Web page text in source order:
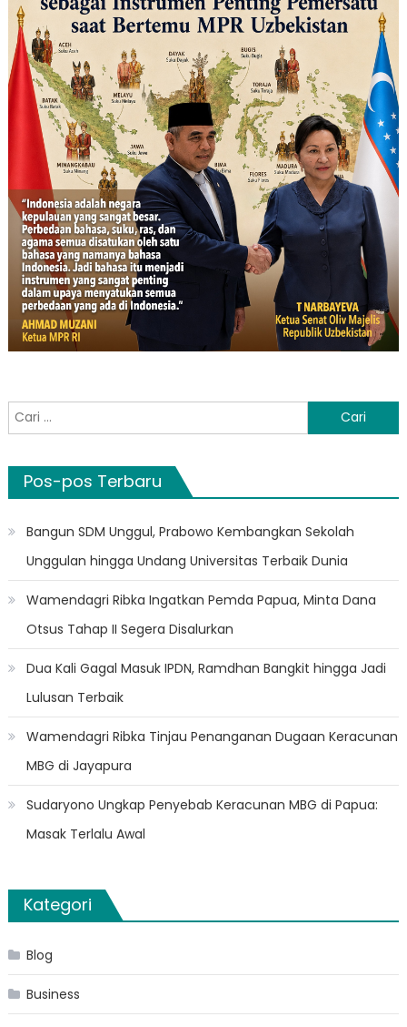
Cari
untuk:
Pos-pos Terbaru
Bangun SDM Unggul, Prabowo Kembangkan Sekolah
Unggulan hingga Undang Universitas Terbaik Dunia
Wamendagri Ribka Ingatkan Pemda Papua, Minta Dana
Otsus Tahap II Segera Disalurkan
Dua Kali Gagal Masuk IPDN, Ramdhan Bangkit hingga Jadi
Lulusan Terbaik
Wamendagri Ribka Tinjau Penanganan Dugaan Keracunan
MBG di Jayapura
Sudaryono Ungkap Penyebab Keracunan MBG di Papua:
Masak Terlalu Awal
Kategori
Blog
Business